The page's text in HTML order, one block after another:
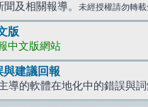
及相關報導。 未經授權請勿轉
版
中文版網站
建議回報
導的軟體在地化中的錯誤與